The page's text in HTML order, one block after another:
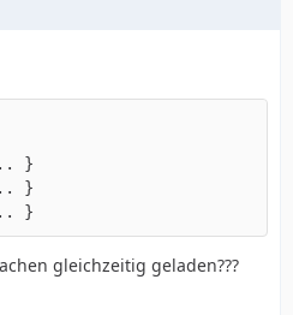
}
gleichzeitig geladen???